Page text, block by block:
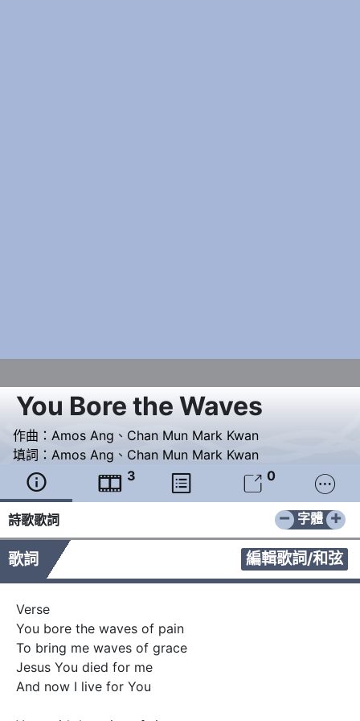
You Bore the Waves
作曲： Amos Ang 、 Chan Mun Mark Kwan
填詞： Amos Ang 、 Chan Mun Mark Kwan
  3   0 
詩歌歌詞 − +
字體
歌詞 編輯歌詞/和弦
Verse
You bore the waves of pain
To bring me waves of grace
Jesus You died for me
And now I live for You